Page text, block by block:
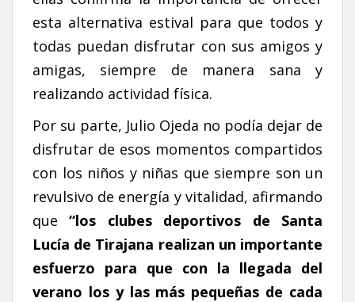
esta alternativa estival para que todos y
todas puedan disfrutar con sus amigos y
amigas, siempre de manera sana y
realizando actividad física.
Por su parte, Julio Ojeda no podía dejar de
disfrutar de esos momentos compartidos
con los niños y niñas que siempre son un
revulsivo de energía y vitalidad, afirmando
que“los clubes deportivos de Santa
Lucía de Tirajana realizan un importante
esfuerzo para que con la llegada del
verano los y las más pequeñas de cada